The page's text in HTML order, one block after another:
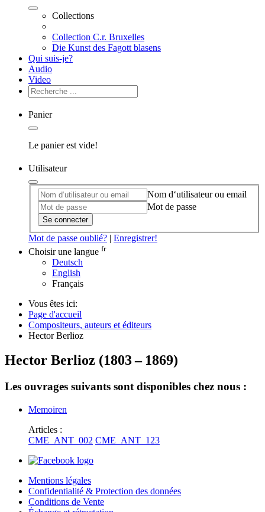
Collections
Collection C.r. Bruxelles
Die Kunst des Fagott blasens
Qui suis-je?
Audio
Video
Panier
Le panier est vide!
Utilisateur
Nom d‘utilisateur ou email
Mot de passe
Se connecter
Mot de passe oublié? | Enregistrer!
Choisir une langue fr
Deutsch
English
Français
Vous êtes ici:
Page d'accueil
Compositeurs, auteurs et éditeurs
Hector Berlioz
Hector Berlioz (1803– 1869)
Les ouvrages suivants sont disponibles chez nous :
Memoiren
Articles :
CME_ANT_002 CME_ANT_123
Mentions légales
Confidentialité & Protection des données
Conditions de Vente